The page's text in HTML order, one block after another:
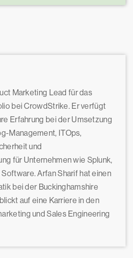
Marketing Lead für das
bei CrowdStrike. Er verfügt
Erfahrung bei der Umsetzung
Management, ITOps,
und
für Unternehmen wie Splunk,
Arfan Sharif hat einen
bei der Buckinghamshire
auf eine Karriere in den
und Sales Engineering